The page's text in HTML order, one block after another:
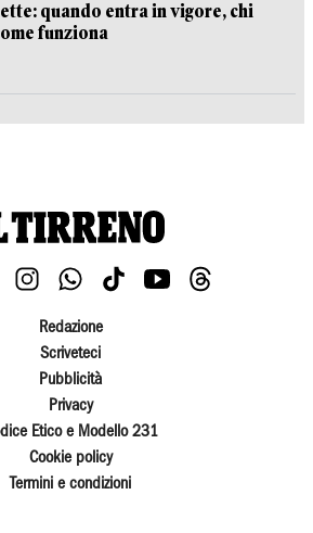
quando entra in vigore, chi
funziona
Redazione
Scriveteci
Pubblicità
Privacy
Etico e Modello 231
Cookie policy
Termini e condizioni